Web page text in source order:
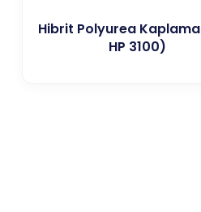
Hibrit Polyurea
HP 3100)